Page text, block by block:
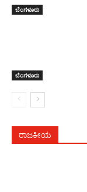
ಬೆಂಗಳೂರು
ಬೆಂಗಳೂರು
ರಾಜಕೀಯ